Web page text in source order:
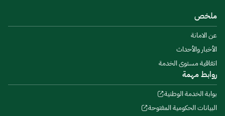
ملخص
عن الامانة
الأخبار والأحداث
اتفاقية مستوى الخدمة
روابط مهمة
بوابة الخدمة الوطنية
البيانات الحكومية المفتوحة